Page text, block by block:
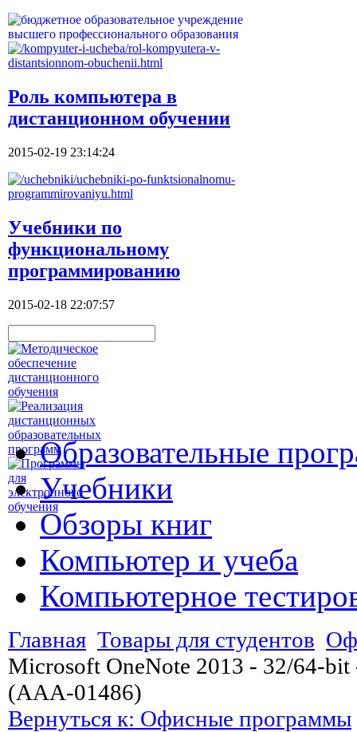
Роль компьютера в
дистанционном обучении
2015-02-19 23:14:24
Учебники по
функциональному
программированию
2015-02-18 22:07:57
Образовательные
Учебники
Обзоры книг
Компьютер и учеба
Компьютерное
Главная Товары для студентов
Microsoft OneNote 2013 - 32/64-
(AAA-01486)
Вернуться к: Офисные программы